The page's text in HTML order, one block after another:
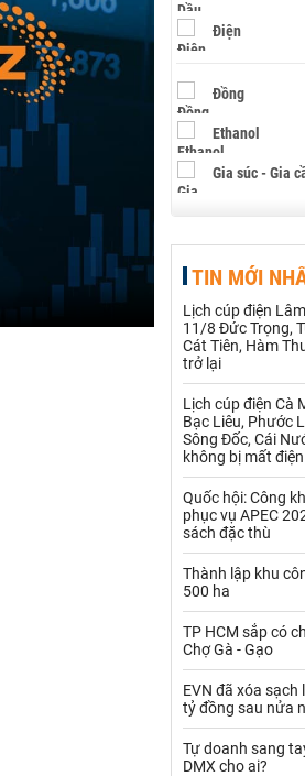
Điện
Đồng
Ethanol
Gia súc - Gia
Hạt điều
Khí đốt
Kim loại khác
Muối
Nhựa - Hạt
Palladium
Rau - Củ -Quả
Sữa
Thủy hải sản
Vàng
TIN MỚI
Lịch cúp điện
11/8 Đức Trọng,
Cát Tiên, Hàm
trở lại
Lịch cúp điện Cà
Bạc Liêu, Phước
Sông Đốc, Cái
không bị mất điện
Quốc hội: Công
phục vụ APEC
sách đặc thù
Thành lập khu
500 ha
TP HCM sắp có
Chợ Gà - Gạo
EVN đã xóa sạch
tỷ đồng sau nửa
Tự doanh sang
DMX cho ai?